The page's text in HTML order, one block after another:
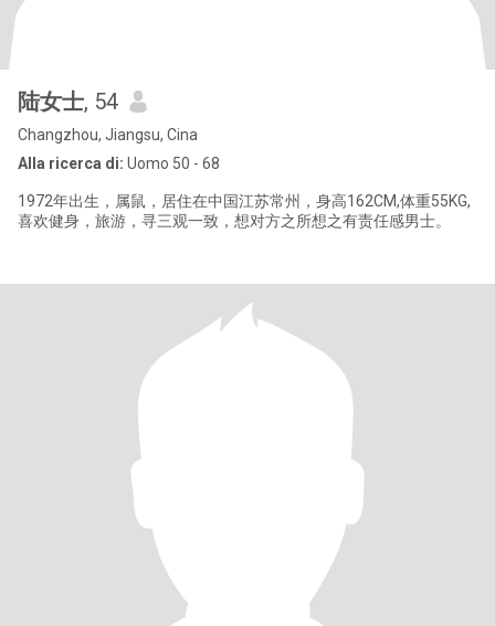
陆女士, 54
Changzhou, Jiangsu, Cina
Alla ricerca di: Uomo 50 - 68
1972年出生，属鼠，居住在中国江苏常州，身高162CM,体重55KG,
喜欢健身，旅游，寻三观一致，想对方之所想之有责任感男士。